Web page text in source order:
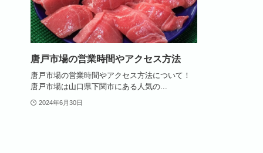
唐戸市場の営業時間やアクセス方法
唐戸市場の営業時間やアクセス方法について！
唐戸市場は山口県下関市にある人気の...
2024年6月30日